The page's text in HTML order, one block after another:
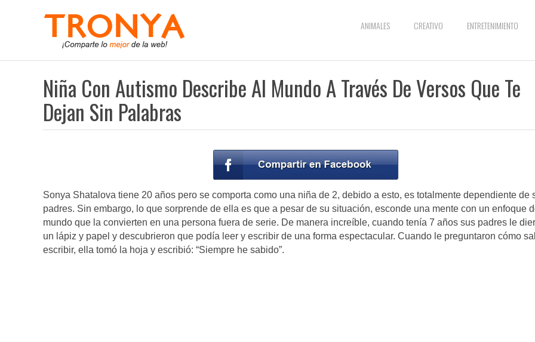
ANIMALES CREATIVO ENTRETENIMIENTO
Niña Con Autismo Describe Al Mundo A Través De Versos Que Te
Dejan Sin Palabras
Sonya Shatalova tiene 20 años pero se comporta como una niña de 2, debido a esto, es totalmente dependiente de
padres. Sin embargo, lo que sorprende de ella es que a pesar de su situación, esconde una mente con un enfoque
mundo que la convierten en una persona fuera de serie. De manera increíble, cuando tenía 7 años sus padres le
un lápiz y papel y descubrieron que podía leer y escribir de una forma espectacular. Cuando le preguntaron cómo
escribir, ella tomó la hoja y escribió: “Siempre he sabido”.